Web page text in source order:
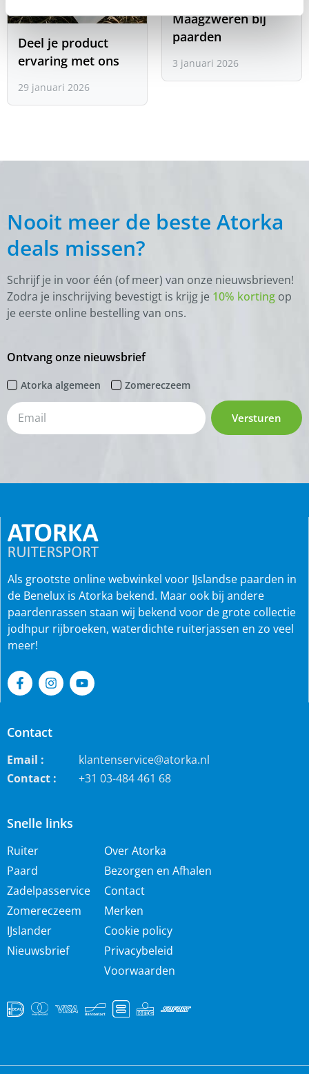
Deel je product
ervaring met ons
29 januari 2026
Maagzweren bij
paarden
3 januari 2026
Nooit meer de beste Atorka
deals missen?
Schrijf je in voor één (of meer) van onze nieuwsbrieven!
Zodra je inschrijving bevestigt is krijg je 10% korting op
je eerste online bestelling van ons.
Ontvang onze nieuwsbrief
Atorka algemeen Zomereczeem
Versturen
Snelle links
Ruiter
Paard
Zadelpasservice
Zomereczeem
IJslander
Nieuwsbrief
Over Atorka
Bezorgen en Afhalen
Contact
Merken
Cookie policy
Privacybeleid
Voorwaarden
Als grootste online webwinkel voor IJslandse paarden in
de Benelux is Atorka bekend. Maar ook bij andere
paardenrassen staan wij bekend voor de grote collectie
jodhpur rijbroeken, waterdichte ruiterjassen en zo veel
meer!
Contact
Email :
klantenservice@atorka.nl
Contact :
+31 03-484 461 68